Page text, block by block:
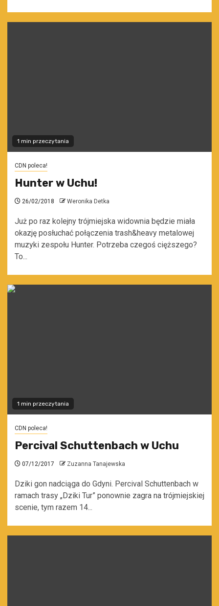
1 min przeczytania
CDN poleca!
Hunter w Uchu!
26/02/2018 Weronika Detka
Już po raz kolejny trójmiejska widownia będzie miała
okazję posłuchać połączenia trash&heavy metalowej
muzyki zespołu Hunter. Potrzeba czegoś cięższego?
To...
1 min przeczytania
CDN poleca!
Percival Schuttenbach w Uchu
07/12/2017 Zuzanna Tanajewska
Dziki gon nadciąga do Gdyni. Percival Schuttenbach w
ramach trasy „Dziki Tur” ponownie zagra na trójmiejskiej
scenie, tym razem 14...